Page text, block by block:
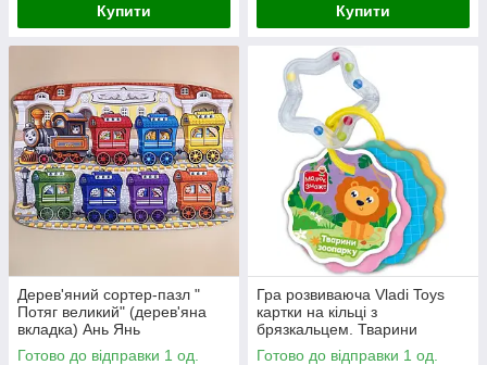
Купити Купити
Дерев'яний сортер-пазл "
Потяг великий" (дерев'яна
вкладка) Ань Янь
Готово до відправки 1 од.
Гра розвиваюча Vladi Toys
картки на кільці з
брязкальцем. Тварини
зоопарку
Готово до відправки 1 од.